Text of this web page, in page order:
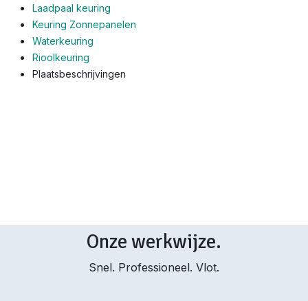
Laadpaal keuring
Keuring Zonnepanelen
Waterkeuring
Rioolkeuring
Plaatsbeschrijvingen
Onze werkwijze.
Snel. Professioneel. Vlot.